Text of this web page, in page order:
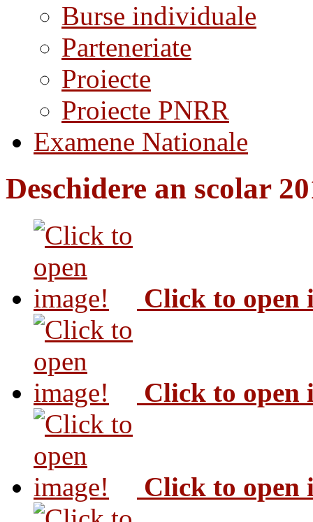
Burse individuale
Parteneriate
Proiecte
Proiecte PNRR
Examene Nationale
Deschidere an scolar
Click to open
Click to open
Click to open